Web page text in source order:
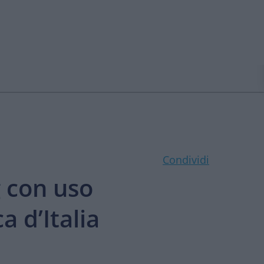
Condividi
uso
d’Italia